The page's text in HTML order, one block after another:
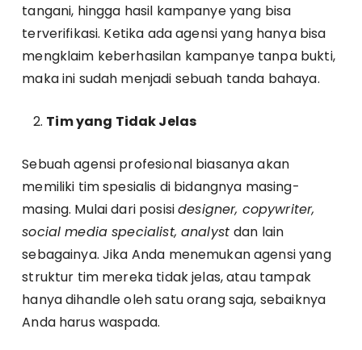
tangani, hingga hasil kampanye yang bisa
terverifikasi. Ketika ada agensi yang hanya bisa
mengklaim keberhasilan kampanye tanpa bukti,
maka ini sudah menjadi sebuah tanda bahaya.
Tim yang Tidak Jelas
Sebuah agensi profesional biasanya akan
memiliki tim spesialis di bidangnya masing-
masing. Mulai dari posisidesigner, copywriter,
social media specialist, analystdan lain
sebagainya. Jika Anda menemukan agensi yang
struktur tim mereka tidak jelas, atau tampak
hanya dihandle oleh satu orang saja, sebaiknya
Anda harus waspada.